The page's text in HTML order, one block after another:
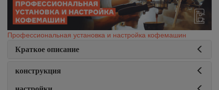
Профессиональная установка и настройка кофемашин
Краткое описание
конструкция